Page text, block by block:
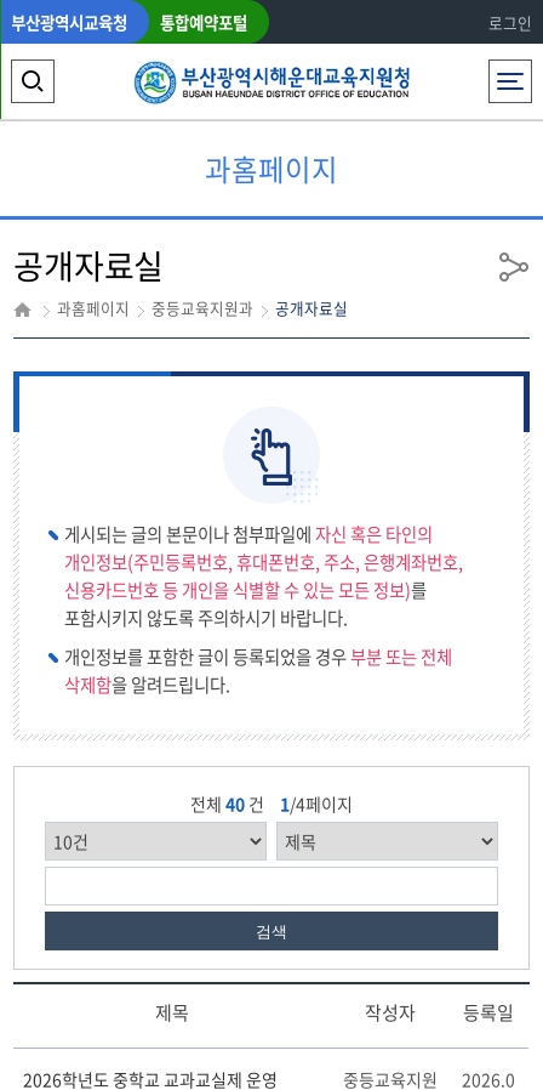
부산광역시교육청 통합예약포털 로그인
전체메뉴
색
역
열
기
과홈페이지
공개자료실
과홈페이지 중등교육지원과 공개자료실
공
게시되는 글의 본문이나 첨부파일에자신 혹은 타인의
개인정보(주민등록번호, 휴대폰번호, 주소, 은행계좌번호,
신용카드번호 등 개인을 식별할 수 있는 모든 정보)를
포함시키지 않도록 주의하시기 바랍니다.
개인정보를 포함한 글이 등록되었을 경우부분 또는 전체
삭제함을 알려드립니다.
전체 40 건 1/4페이지
검색
개
제목 작성자 등록일
2026학년도 중학교 교과교실제 운영
중등교육지원
2026.0